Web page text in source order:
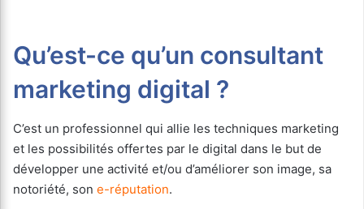
Qu’est-ce qu’un consultant
marketing digital ?
C’est un professionnel qui allie les techniques marketing
et les possibilités offertes par le digital dans le but de
développer une activité et/ou d’améliorer son image, sa
notoriété, son e-réputation.